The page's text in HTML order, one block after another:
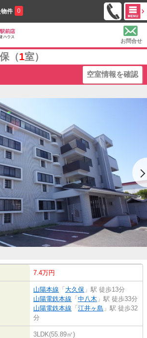
件 0
お問合せ
（1室）
空室情報を確認
7.4万円
山陽本線 「 大久保 」駅 徒歩13分
山陽電鉄本線 「 中八木 」駅 徒歩33分
山陽電鉄本線 「 江井ヶ島 」駅 徒歩32
分
3LDK(55.89㎡)